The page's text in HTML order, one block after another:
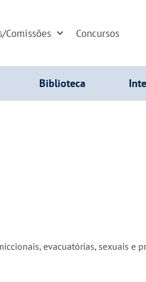
Comissões Concursos
Biblioteca
evacuatórias, sexuais e